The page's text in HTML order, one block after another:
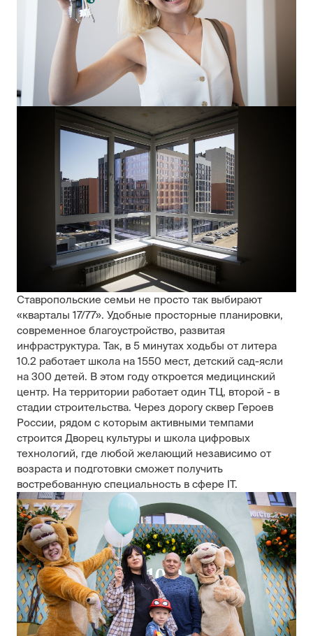
Ставропольские семьи не просто так выбирают
«кварталы 17/77». Удобные просторные планировки,
современное благоустройство, развитая
инфраструктура. Так, в 5 минутах ходьбы от литера
10.2 работает школа на 1550 мест, детский сад-ясли
на 300 детей. В этом году откроется медицинский
центр. На территории работает один ТЦ, второй - в
стадии строительства. Через дорогу сквер Героев
России, рядом с которым активными темпами
строится Дворец культуры и школа цифровых
технологий, где любой желающий независимо от
возраста и подготовки сможет получить
востребованную специальность в сфере IT.